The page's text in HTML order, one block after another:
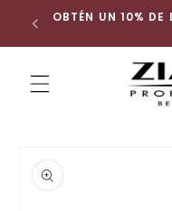
directamente
OBTÉN UN 10% DE
a la
información